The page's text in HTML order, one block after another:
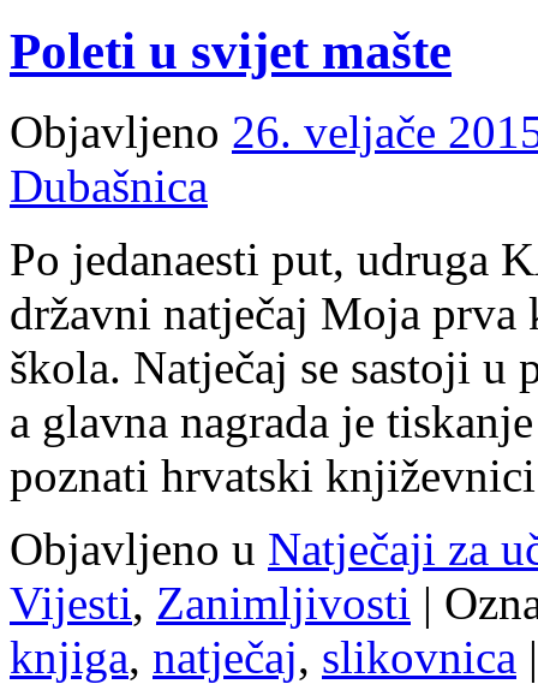
autorice
nagrađenih
slikovnica
Poleti u svijet mašte
Objavljeno 26. veljače
Dubašnica
Po jedanaesti put, udruga
državni natječaj Moja prva
škola. Natječaj se sastoji
a glavna nagrada je
poznati hrvatski
Objavljeno u Natječaji za
Vijesti, Zanimljivosti |
knjiga, natječaj, slikovnica |